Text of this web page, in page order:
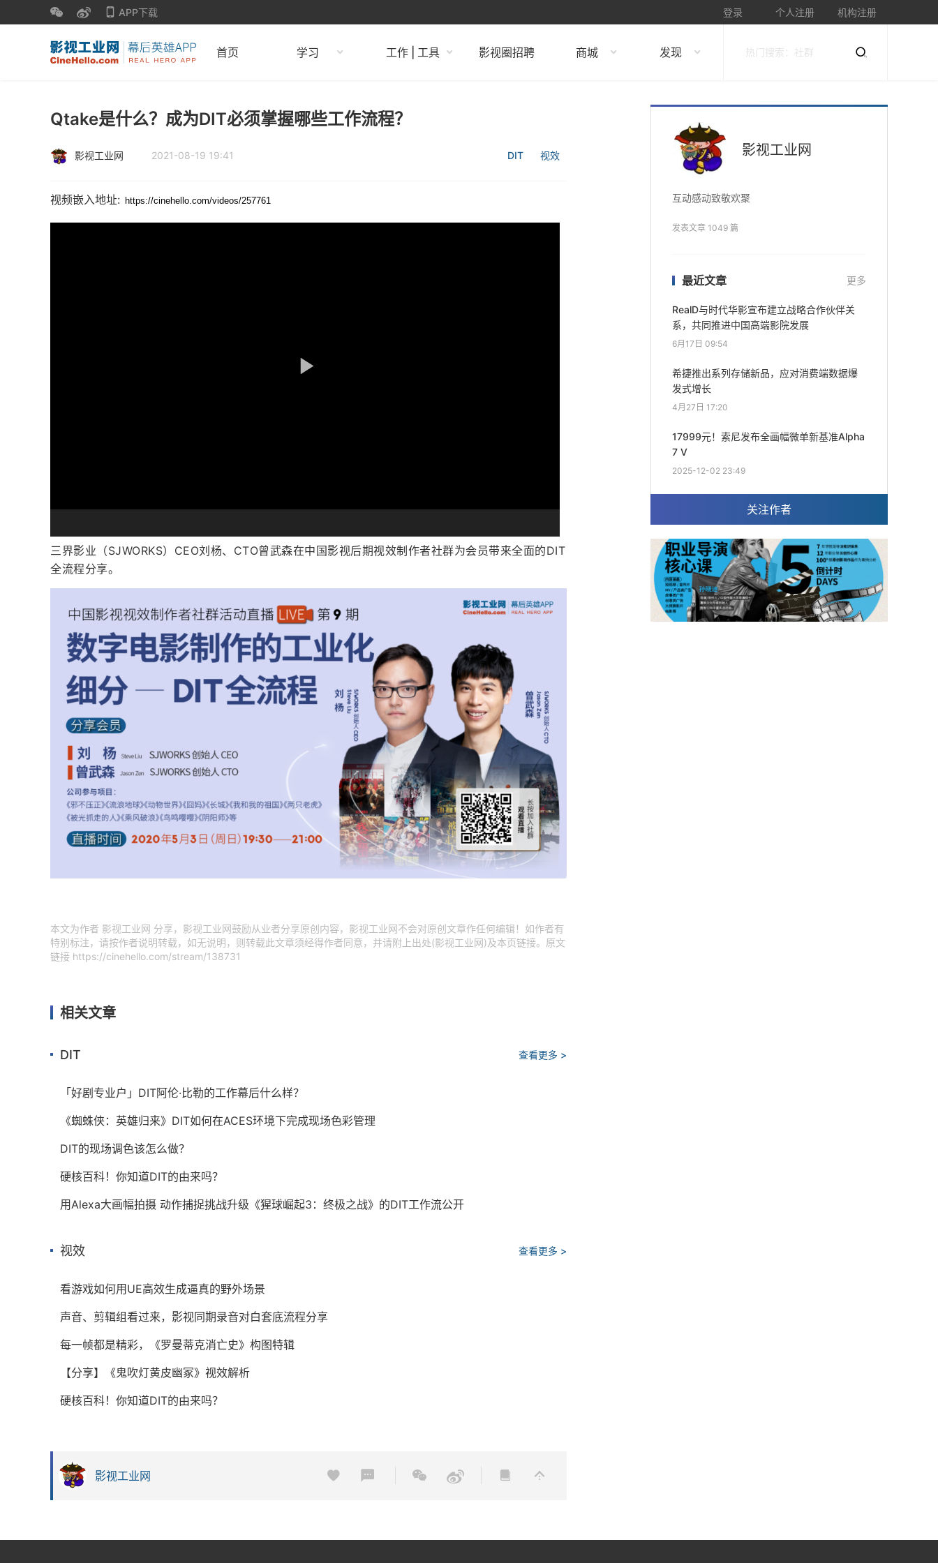
APP下载 登录 个人注册 机构注册
首页 学习 工作 | 工具 影视圈招聘 商城 发现
Qtake是什么？成为DIT必须掌握哪些工作流程？
影视工业网 2021-08-19 19:41 DIT 视效
视频嵌入地址:
三界影业（SJWORKS）CEO刘杨、CTO曾武森在中国影视后期视效制作者社群为会员带来全面的DIT
全流程分享。
本文为作者 影视工业网 分享，影视工业网鼓励从业者分享原创内容，影视工业网不会对原创文章作任何编辑！如作者有
特别标注，请按作者说明转载，如无说明，则转载此文章须经得作者同意，并请附上出处(影视工业网)及本页链接。原文
链接 https://cinehello.com/stream/138731
相关文章
DIT 查看更多 >
「好剧专业户」DIT阿伦·比勒的工作幕后什么样？
《蜘蛛侠：英雄归来》DIT如何在ACES环境下完成现场色彩管理
DIT的现场调色该怎么做？
硬核百科！你知道DIT的由来吗？
用Alexa大画幅拍摄 动作捕捉挑战升级《猩球崛起3：终极之战》的DIT工作流公开
视效 查看更多 >
看游戏如何用UE高效生成逼真的野外场景
声音、剪辑组看过来，影视同期录音对白套底流程分享
每一帧都是精彩，《罗曼蒂克消亡史》构图特辑
【分享】《鬼吹灯黄皮幽冢》视效解析
硬核百科！你知道DIT的由来吗？
影视工业网
影视工业网
互动感动致敬欢聚
发表文章 1049 篇
最近文章 更多
RealD与时代华影宣布建立战略合作伙伴关
系，共同推进中国高端影院发展
6月17日 09:54
希捷推出系列存储新品，应对消费端数据爆
发式增长
4月27日 17:20
17999元！索尼发布全画幅微单新基准Alpha
7 V
2025-12-02 23:49
关注作者